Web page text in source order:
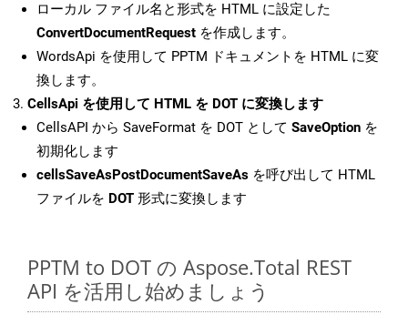
ローカル ファイル名と形式を HTML に設定した
ConvertDocumentRequest を作成します。
WordsApi を使用して PPTM ドキュメントを HTML に変
換します。
CellsApi を使用して HTML を DOT に変換します
CellsAPI から SaveFormat を DOT として SaveOption を
初期化します
cellsSaveAsPostDocumentSaveAs を呼び出して HTML
ファイルを DOT 形式に変換します
PPTM to DOT の Aspose.Total REST
API を活用し始めましょう